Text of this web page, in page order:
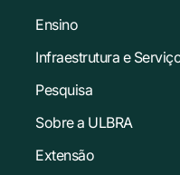
Ensino
Infraestrutura e
Pesquisa
Sobre a ULBRA
Extensão